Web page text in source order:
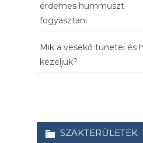
érdemes hummuszt
fogyasztani
Mik a vesekő tünetei és
kezeljük?
SZAKTERÜLETEK